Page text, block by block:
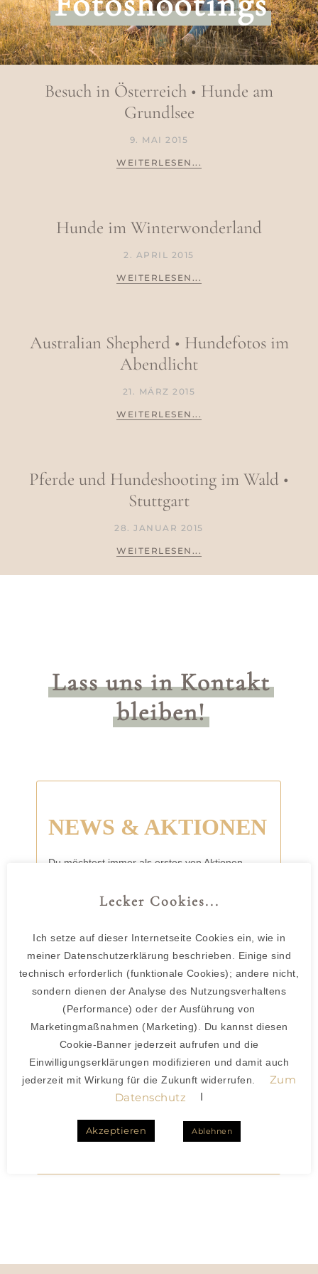
Besuch in Österreich • Hunde am
Grundlsee
9. MAI 2015
WEITERLESEN...
Hunde im Winterwonderland
2. APRIL 2015
WEITERLESEN...
Australian Shepherd • Hundefotos im
Abendlicht
21. MÄRZ 2015
WEITERLESEN...
Pferde und Hundeshooting im Wald •
Stuttgart
28. JANUAR 2015
WEITERLESEN...
Lass uns in Kontakt
bleiben!
Lecker Cookies...
Ich setze auf dieser Internetseite Cookies ein, wie in
meiner Datenschutzerklärung beschrieben. Einige sind
technisch erforderlich (funktionale Cookies); andere nicht,
sondern dienen der Analyse des Nutzungsverhaltens
(Performance) oder der Ausführung von
Marketingmaßnahmen (Marketing). Du kannst diesen
Cookie-Banner jederzeit aufrufen und die
Einwilligungserklärungen modifizieren und damit auch
jederzeit mit Wirkung für die Zukunft widerrufen.
Zum
Datenschutz
I
Akzeptieren Ablehnen